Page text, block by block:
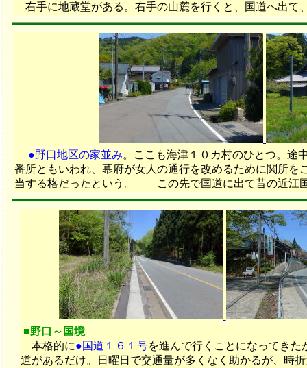
右手に地蔵堂がある。右手の山麓を行くと、国道へ出て
●野口地区の家並み。ここも海津１０カ村のひとつ。途
番所ともいわれ、幕府が女人の通行を改めるために関所
当する格だったという。 この先で国道に出て昔の近
■野口～国境
本格的に●国道１６１号を進んで行くことになってき
道があるだけ。日曜日で交通量が多くなく助かるが、時